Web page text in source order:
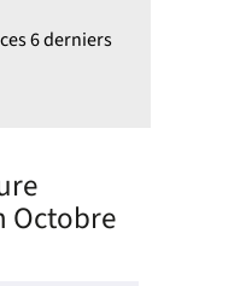
6 derniers
Octobre